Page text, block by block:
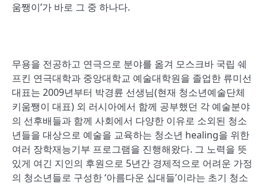
움쨍이’가 바로 그 중 하나다.
무용을 전공하고 연극으로 분야를 옮겨 모스크바 국립 쉐
프킨 연극대학과 중앙대학교 예술대학원을 졸업한 류미선
대표는 2009년부터 박경륜 선생님(현재 청소년예술단체
키움쨍이 대표) 외 러시아에서 함께 공부했던 각 예술분야
의 선후배들과 함께 사회에서 다양한 이유로 소외된 청소
년들을 대상으로 예술을 교육하는 청소년 healing을 위한
여러 장학재능기부 프로그램을 진행해왔다. 그 노력을 뜻
있게 여긴 지인의 후원으로 5년간 경제적으로 어려운 가정
의 청소년들로 구성한 ‘아름다운 십대들’이라는 초기 청소